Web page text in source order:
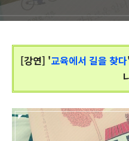
[강연] '교육에서 길을 찾다